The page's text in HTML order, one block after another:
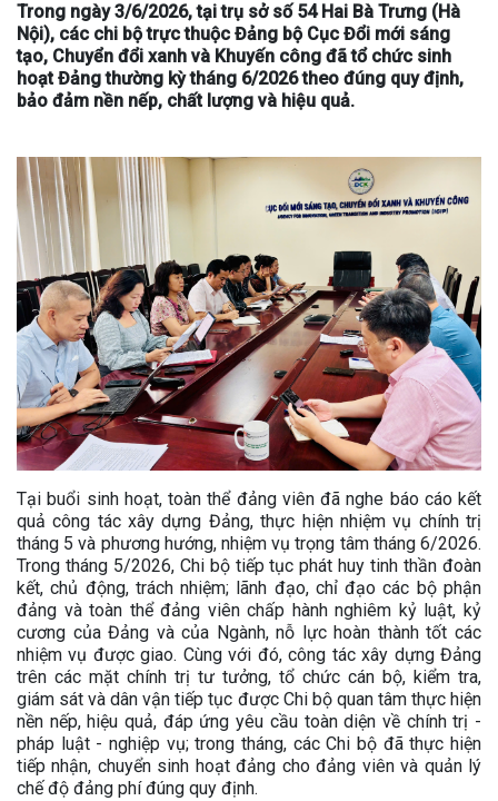
Trong ngày 3/6/2026, tại trụ sở số 54 Hai Bà Trưng (Hà
Nội), các chi bộ trực thuộc Đảng bộ Cục Đổi mới sáng
tạo, Chuyển đổi xanh và Khuyến công đã tổ chức sinh
hoạt Đảng thường kỳ tháng 6/2026 theo đúng quy định,
bảo đảm nền nếp, chất lượng và hiệu quả.
Tại buổi sinh hoạt, toàn thể đảng viên đã nghe báo cáo kết
quả công tác xây dựng Đảng, thực hiện nhiệm vụ chính trị
tháng 5 và phương hướng, nhiệm vụ trọng tâm tháng 6/2026.
Trong tháng 5/2026, Chi bộ tiếp tục phát huy tinh thần đoàn
kết, chủ động, trách nhiệm; lãnh đạo, chỉ đạo các bộ phận
đảng và toàn thể đảng viên chấp hành nghiêm kỷ luật, kỷ
cương của Đảng và của Ngành, nỗ lực hoàn thành tốt các
nhiệm vụ được giao. Cùng với đó, công tác xây dựng Đảng
trên các mặt chính trị tư tưởng, tổ chức cán bộ, kiểm tra,
giám sát và dân vận tiếp tục được Chi bộ quan tâm thực hiện
nền nếp, hiệu quả, đáp ứng yêu cầu toàn diện về chính trị -
pháp luật - nghiệp vụ; trong tháng, các Chi bộ đã thực hiện
tiếp nhận, chuyển sinh hoạt đảng cho đảng viên và quản lý
chế độ đảng phí đúng quy định.